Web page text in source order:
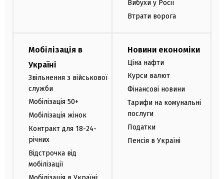
Вибухи у Росії
Втрати ворога
Мобілізація в
Україні
Звільнення з військової
служби
Мобілізація 50+
Мобілізація жінок
Контракт для 18-24-
річних
Відстрочка від
мобілізації
Новини економіки
Ціна нафти
Курси валют
Фінансові новини
Тарифи на комунальні
послуги
Податки
Пенсія в Україні